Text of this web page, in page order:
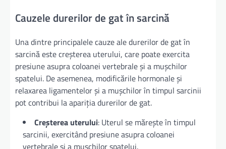
Cauzele durerilor de gat în sarcină
Una dintre principalele cauze ale durerilor de gat în
sarcină este creșterea uterului, care poate exercita
presiune asupra coloanei vertebrale și a mușchilor
spatelui. De asemenea, modificările hormonale și
relaxarea ligamentelor și a mușchilor în timpul sarcinii
pot contribui la apariția durerilor de gat.
Creșterea uterului: Uterul se mărește în timpul
sarcinii, exercitând presiune asupra coloanei